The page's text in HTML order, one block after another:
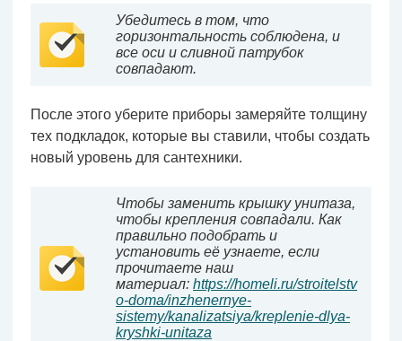
Убедитесь в том, что
горизонтальность соблюдена, и
все оси и сливной патрубок
совпадают.
После этого уберите приборы замеряйте толщину
тех подкладок, которые вы ставили, чтобы создать
новый уровень для сантехники.
Чтобы заменить крышку унитаза,
чтобы крепления совпадали. Как
правильно подобрать и
установить её узнаете, если
прочитаете наш
материал: https://homeli.ru/stroitelstv
o-doma/inzhenernye-
sistemy/kanalizatsiya/kreplenie-dlya-
kryshki-unitaza